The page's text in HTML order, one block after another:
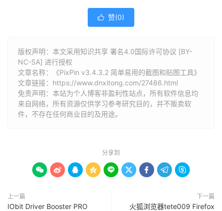
 赞(0)
版权声明：本文采用知识共享 署名4.0国际许可协议 [BY-
NC-SA] 进行授权
文章名称：《PixPin v3.4.3.2 简单易用的截图和贴图工具》
文章链接： https://www.dnxitong.com/27486.html
免责声明：本站为个人博客非盈利性站点，所有软件信息均
来自网络，所有资源仅供学习参考研究目的，并不贩卖软
件，不存在任何商业目的及用途。
分享到
        
上一篇
IObit Driver Booster PRO
下一篇
火狐浏览器tete009 Firefox